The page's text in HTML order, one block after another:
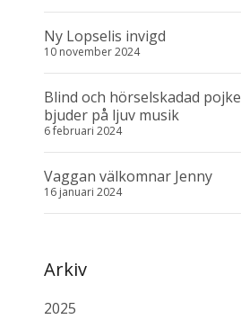
Ny Lopselis invigd
10 november 2024
Blind och hörselskadad pojke
bjuder på ljuv musik
6 februari 2024
Vaggan välkomnar Jenny
16 januari 2024
Arkiv
2025